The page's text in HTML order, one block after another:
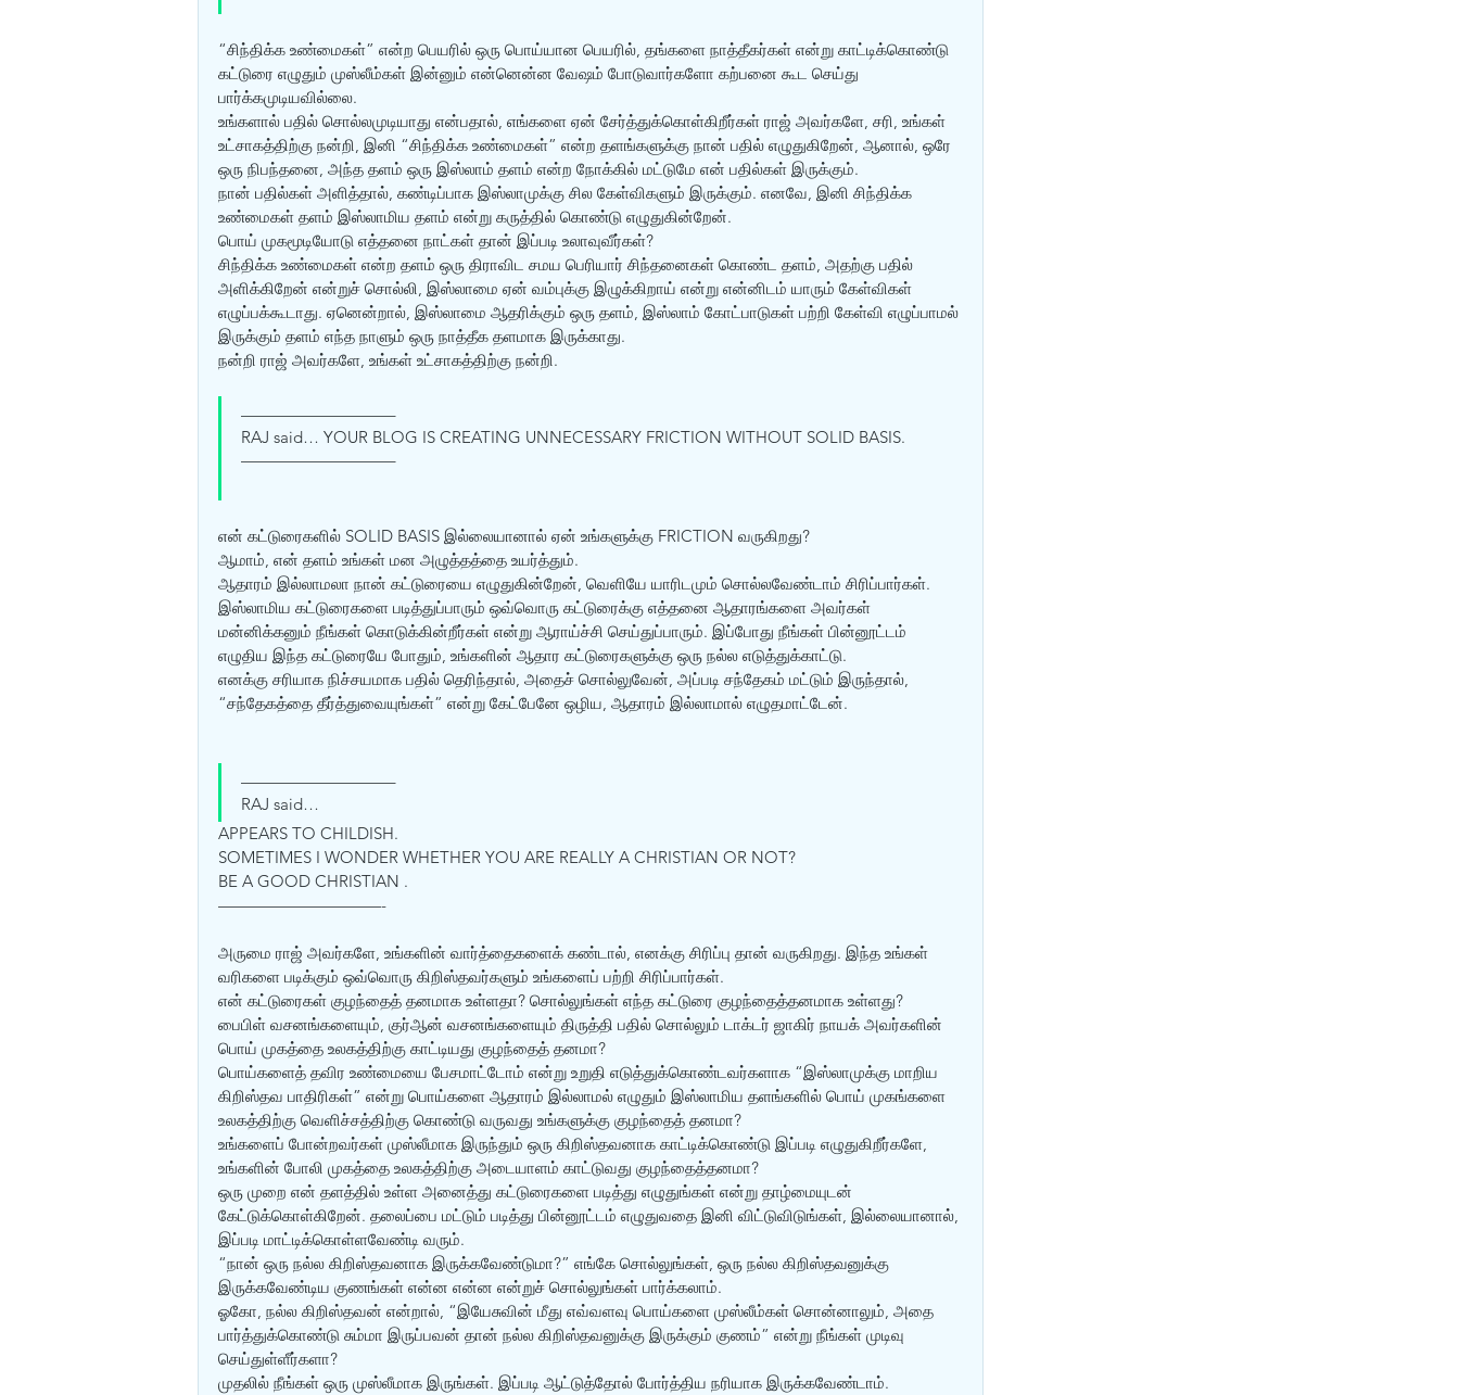
“சிந்திக்க உண்மைகள்” என்ற பெயரில் ஒரு பொய்யான பெயரில், தங்களை நாத்தீகர்கள் என்று காட்டிக்கொண்டு
கட்டுரை எழுதும் முஸ்லீம்கள் இன்னும் என்னென்ன வேஷம் போடுவார்களோ கற்பனை கூட செய்து
பார்க்கமுடியவில்லை.
உங்களால் பதில் சொல்லமுடியாது என்பதால், எங்களை ஏன் சேர்த்துக்கொள்கிறீர்கள் ராஜ் அவர்களே, சரி, உங்கள்
உட்சாகத்திற்கு நன்றி, இனி “சிந்திக்க உண்மைகள்” என்ற தளங்களுக்கு நான் பதில் எழுதுகிறேன், ஆனால், ஒரே
ஒரு நிபந்தனை, அந்த தளம் ஒரு இஸ்லாம் தளம் என்ற நோக்கில் மட்டுமே என் பதில்கள் இருக்கும்.
நான் பதில்கள் அளித்தால், கண்டிப்பாக இஸ்லாமுக்கு சில கேள்விகளும் இருக்கும். எனவே, இனி சிந்திக்க
உண்மைகள் தளம் இஸ்லாமிய தளம் என்று கருத்தில் கொண்டு எழுதுகின்றேன்.
பொய் முகமூடியோடு எத்தனை நாட்கள் தான் இப்படி உலாவுவீர்கள்?
சிந்திக்க உண்மைகள் என்ற தளம் ஒரு திராவிட சமய பெரியார் சிந்தனைகள் கொண்ட தளம், அதற்கு பதில்
அளிக்கிறேன் என்றுச் சொல்லி, இஸ்லாமை ஏன் வம்புக்கு இழுக்கிறாய் என்று என்னிடம் யாரும் கேள்விகள்
எழுப்பக்கூடாது. ஏனென்றால், இஸ்லாமை ஆதரிக்கும் ஒரு தளம், இஸ்லாம் கோட்பாடுகள் பற்றி கேள்வி எழுப்பாமல்
இருக்கும் தளம் எந்த நாளும் ஒரு நாத்தீக தளமாக இருக்காது.
நன்றி ராஜ் அவர்களே, உங்கள் உட்சாகத்திற்கு நன்றி.
—————————–
RAJ said… YOUR BLOG IS CREATING UNNECESSARY FRICTION WITHOUT SOLID BASIS.
—————————–
என் கட்டுரைகளில் SOLID BASIS இல்லையானால் ஏன் உங்களுக்கு FRICTION வருகிறது?
ஆமாம், என் தளம் உங்கள் மன அழுத்தத்தை உயர்த்தும்.
ஆதாரம் இல்லாமலா நான் கட்டுரையை எழுதுகின்றேன், வெளியே யாரிடமும் சொல்லவேண்டாம் சிரிப்பார்கள்.
இஸ்லாமிய கட்டுரைகளை படித்துப்பாரும் ஒவ்வொரு கட்டுரைக்கு எத்தனை ஆதாரங்களை அவர்கள்
மன்னிக்கனும் நீங்கள் கொடுக்கின்றீர்கள் என்று ஆராய்ச்சி செய்துப்பாரும். இப்போது நீங்கள் பின்னூட்டம்
எழுதிய இந்த கட்டுரையே போதும், உங்களின் ஆதார கட்டுரைகளுக்கு ஒரு நல்ல எடுத்துக்காட்டு.
எனக்கு சரியாக நிச்சயமாக பதில் தெரிந்தால், அதைச் சொல்லுவேன், அப்படி சந்தேகம் மட்டும் இருந்தால்,
“சந்தேகத்தை தீர்த்துவையுங்கள்” என்று கேட்பேனே ஒழிய, ஆதாரம் இல்லாமால் எழுதமாட்டேன்.
—————————–
RAJ said…
APPEARS TO CHILDISH.
SOMETIMES I WONDER WHETHER YOU ARE REALLY A CHRISTIAN OR NOT?
BE A GOOD CHRISTIAN .
——————————-
அருமை ராஜ் அவர்களே, உங்களின் வார்த்தைகளைக் கண்டால், எனக்கு சிரிப்பு தான் வருகிறது. இந்த உங்கள்
வரிகளை படிக்கும் ஒவ்வொரு கிறிஸ்தவர்களும் உங்களைப் பற்றி சிரிப்பார்கள்.
என் கட்டுரைகள் குழந்தைத் தனமாக உள்ளதா? சொல்லுங்கள் எந்த கட்டுரை குழந்தைத்தனமாக உள்ளது?
பைபிள் வசனங்களையும், குர்‍ஆன் வசனங்களையும் திருத்தி பதில் சொல்லும் டாக்டர் ஜாகிர் நாயக் அவர்களின்
பொய் முகத்தை உலகத்திற்கு காட்டியது குழந்தைத் தனமா?
பொய்களைத் தவிர உண்மையை பேசமாட்டோம் என்று உறுதி எடுத்துக்கொண்டவர்களாக “இஸ்லாமுக்கு மாறிய
கிறிஸ்தவ பாதிரிகள்” என்று பொய்களை ஆதாரம் இல்லாமல் எழுதும் இஸ்லாமிய தளங்களில் பொய் முகங்களை
உலகத்திற்கு வெளிச்சத்திற்கு கொண்டு வருவது உங்களுக்கு குழந்தைத் தனமா?
உங்களைப் போன்றவர்கள் முஸ்லீமாக இருந்தும் ஒரு கிறிஸ்தவனாக காட்டிக்கொண்டு இப்படி எழுதுகிறீர்களே,
உங்களின் போலி முகத்தை உலகத்திற்கு அடையாளம் காட்டுவது குழந்தைத்தனமா?
ஒரு முறை என் தளத்தில் உள்ள அனைத்து கட்டுரைகளை படித்து எழுதுங்கள் என்று தாழ்மையுடன்
கேட்டுக்கொள்கிறேன். தலைப்பை மட்டும் படித்து பின்னூட்டம் எழுதுவதை இனி விட்டுவிடுங்கள், இல்லையானால்,
இப்படி மாட்டிக்கொள்ளவேண்டி வரும்.
“நான் ஒரு நல்ல கிறிஸ்தவனாக இருக்கவேண்டுமா?” எங்கே சொல்லுங்கள், ஒரு நல்ல கிறிஸ்தவனுக்கு
இருக்கவேண்டிய குணங்கள் என்ன என்ன என்றுச் சொல்லுங்கள் பார்க்கலாம்.
ஓகோ, நல்ல கிறிஸ்தவன் என்றால், “இயேசுவின் மீது எவ்வளவு பொய்களை முஸ்லீம்கள் சொன்னாலும், அதை
பார்த்துக்கொண்டு சும்மா இருப்பவன் தான் நல்ல கிறிஸ்தவனுக்கு இருக்கும் குணம்” என்று நீங்கள் முடிவு
செய்துள்ளீர்களா?
முதலில் நீங்கள் ஒரு முஸ்லீமாக இருங்கள். இப்படி ஆட்டுத்தோல் போர்த்திய நரியாக இருக்கவேண்டாம்.